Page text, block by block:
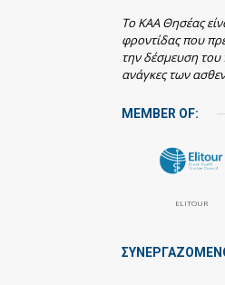
Το ΚΑΑ Θησέας
φροντίδας που
την δέσμευση του
ανάγκες των
MEMBER OF:
ELITOUR